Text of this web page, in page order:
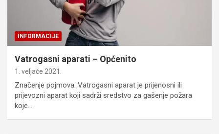
INFORMACIJE
Vatrogasni aparati – Općenito
1. veljače 2021.
Značenje pojmova: Vatrogasni aparat je prijenosni ili
prijevozni aparat koji sadrži sredstvo za gašenje požara
koje…